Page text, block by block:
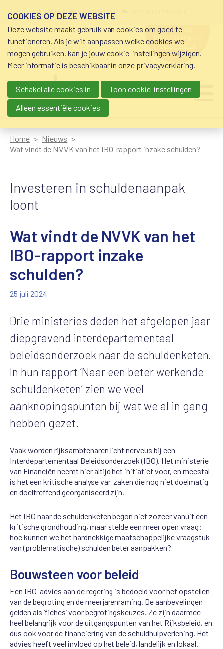
schuldhulp • sociaal krediet •
budgetbeheer • beschermingsbewind
hulp nodig
bij geldzorgen?
0800-8115.nl
Main navigation
Home
Nieuws
Wat vindt de NVVK van het IBO-rapport inzake schulden?
Investeren in schuldenaanpak
loont
Wat vindt de NVVK van het
IBO-rapport inzake
schulden?
25 juli 2024
Drie ministeries deden het afgelopen jaar
diepgravend interdepartementaal
beleidsonderzoek naar de schuldenketen.
In hun rapport ‘Naar een beter werkende
schuldenketen’ zien we veel
aanknopingspunten bij wat we al in gang
hebben gezet.
Vaak worden rijksambtenaren licht nerveus bij een
Interdepartementaal Beleidsonderzoek (IBO). Het ministerie
van Financiën neemt hier altijd het initiatief voor, en meestal
is het een kritische analyse van zaken die nog niet doelmatig
en doeltreffend georganiseerd zijn.
Het IBO naar de schuldenketen begon niet zozeer vanuit een
kritische grondhouding, maar stelde een meer open vraag:
hoe kunnen we het hardnekkige maatschappelijke vraagstuk
van (problematische) schulden beter aanpakken?
Bouwsteen voor beleid
Een IBO-advies aan de regering is bedoeld voor het opstellen
van de begroting en de meerjarenraming. De aanbevelingen
gelden als ‘fiches’ voor begrotingskeuzes. Ze zijn daarmee
heel belangrijk voor de uitgangspunten van het Rijksbeleid, en
dus ook voor de financiering van de schuldhulpverlening. Het
advies heeft veel invloed op het beleid, landelijk en lokaal.
COOKIES OP DEZE WEBSITE
Deze website maakt gebruik van cookies om goed te
functioneren. Als je wilt aanpassen welke cookies we
mogen gebruiken, kan je jouw cookie-instellingen wijzigen.
Meer informatie is beschikbaar in onze privacyverklaring.
Schakel alle cookies in
Toon cookie-instellingen
Alleen essentiële cookies